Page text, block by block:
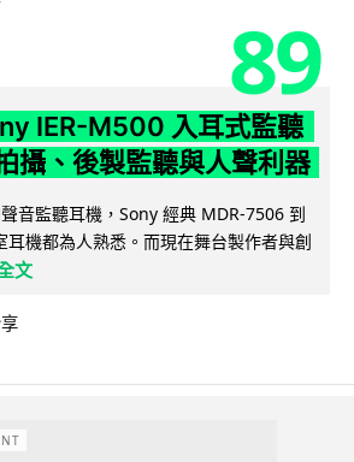
89
IER-M500 入耳式監聽
攝、後製監聽與人聲利器
音監聽耳機，Sony 經典 MDR-7506 到
機都為人熟悉。而現在舞台製作者與創
文